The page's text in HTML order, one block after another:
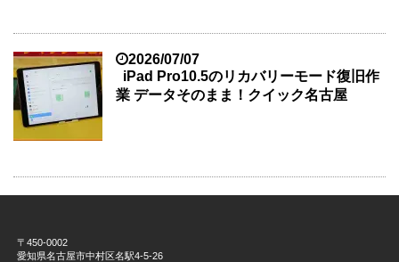
2026/07/07
iPad Pro10.5のリカバリーモード復旧作
業 データそのまま！クイック名古屋
〒450-0002
愛知県名古屋市中村区名駅4-5-26